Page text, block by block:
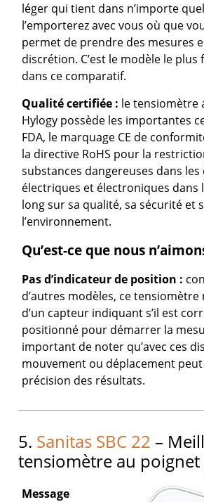
léger qui tient dans n’importe
l’emporterez avec vous où que
permet de prendre des mesures
discrétion. C’est le modèle le plus
dans ce comparatif.
Qualité certifiée : le tensiomètre
Hylogy possède les importantes
FDA, le marquage CE de
la directive RoHS pour la
substances dangereuses dans
électriques et électroniques dans
long sur sa qualité, sa sécurité et
l’environnement.
Qu’est-ce que nous
Pas d’indicateur de position :
d’autres modèles, ce tensiomètre
d’un capteur indiquant s’il est
positionné pour démarrer la
important de noter qu’avec ces
mouvement ou déplacement
précision des résultats.
5. Sanitas SBC 22 –
tensiomètre au poignet
Message